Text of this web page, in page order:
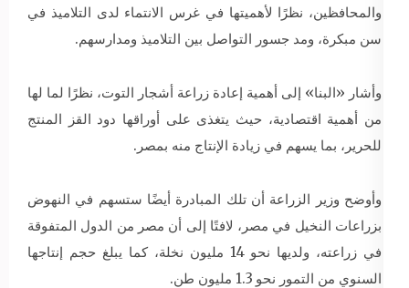
والمحافظين، نظرًا لأهميتها في غرس الانتماء لدى التلاميذ في
سن مبكرة، ومد جسور التواصل بين التلاميذ ومدارسهم.
وأشار «البنا» إلى أهمية إعادة زراعة أشجار التوت، نظرًا لما لها
من أهمية اقتصادية، حيث يتغذى على أوراقها دود القز المنتج
للحرير، بما يسهم في زيادة الإنتاج منه بمصر.
وأوضح وزير الزراعة أن تلك المبادرة أيضًا ستسهم في النهوض
بزراعات النخيل في مصر، لافتًا إلى أن مصر من الدول المتفوقة
في زراعته، ولديها نحو 14 مليون نخلة، كما يبلغ حجم إنتاجها
السنوي من التمور نحو 1.3 مليون طن.